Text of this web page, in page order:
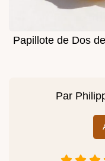
Papillote de Dos
Par